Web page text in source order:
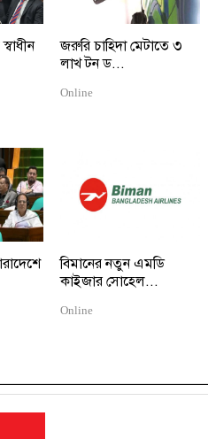
জরুরি চাহিদা মেটাতে ৩
লাখ টন ড...
Online
বিমানের নতুন এমডি
কাইজার সোহেল...
Online